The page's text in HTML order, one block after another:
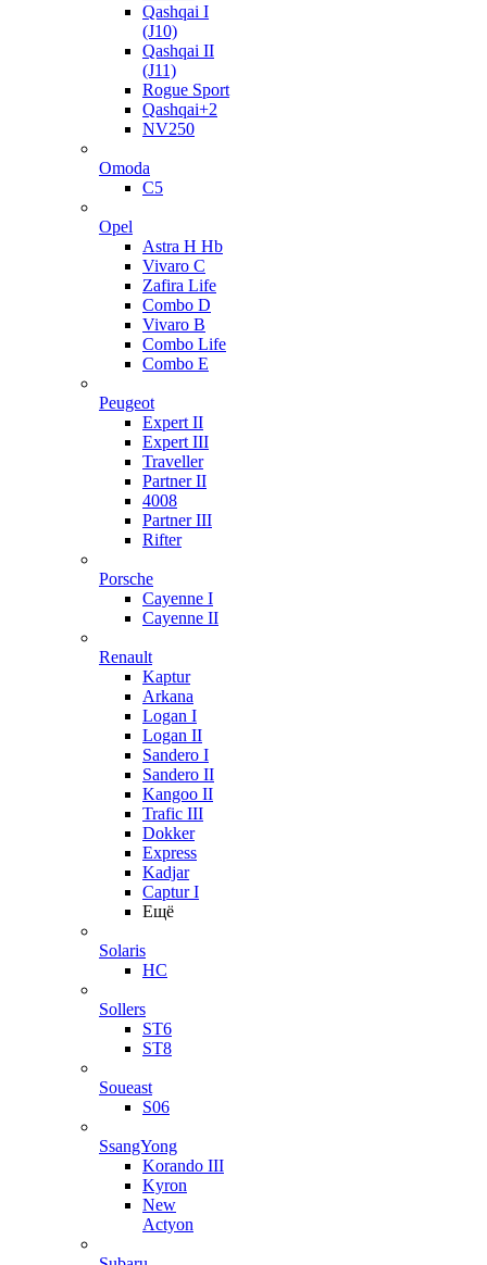
Qashqai I
(J10)
Qashqai II
(J11)
Rogue Sport
Qashqai+2
NV250
Omoda
C5
Opel
Astra H Hb
Vivaro C
Zafira Life
Combo D
Vivaro B
Combo Life
Combo E
Peugeot
Expert II
Expert III
Traveller
Partner II
4008
Partner III
Rifter
Porsche
Cayenne I
Cayenne II
Renault
Kaptur
Arkana
Logan I
Logan II
Sandero I
Sandero II
Kangoo II
Trafic III
Dokker
Express
Kadjar
Captur I
Ещё
Solaris
HC
Sollers
ST6
ST8
Soueast
S06
SsangYong
Korando III
Kyron
New
Actyon